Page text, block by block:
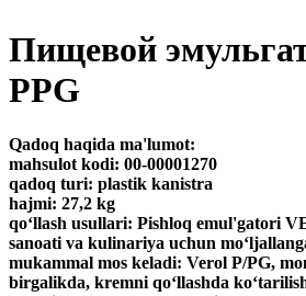
Пищевой
PPG
Qadoq haqida ma'lumot:
mahsulot kodi: 00-00001270
qadoq turi: plastik kanistra
hajmi: 27,2 kg
qo‘llash usullari: Pishloq emul'gatori
sanoati va kulinariya uchun
mukammal mos keladi: Verol P/PG,
birgalikda, kremni qo‘llashda